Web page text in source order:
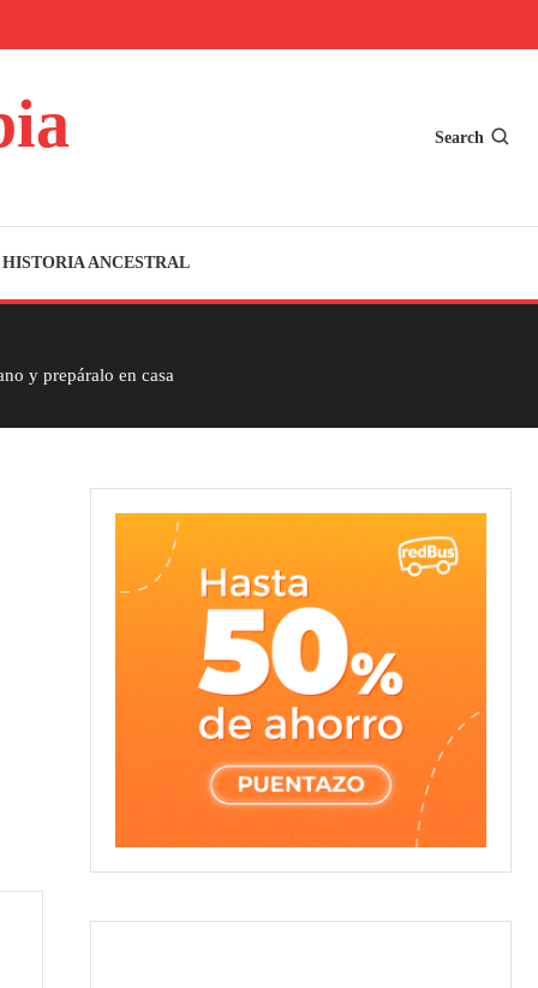
Search
HISTORIA ANCESTRAL
y prepáralo en casa